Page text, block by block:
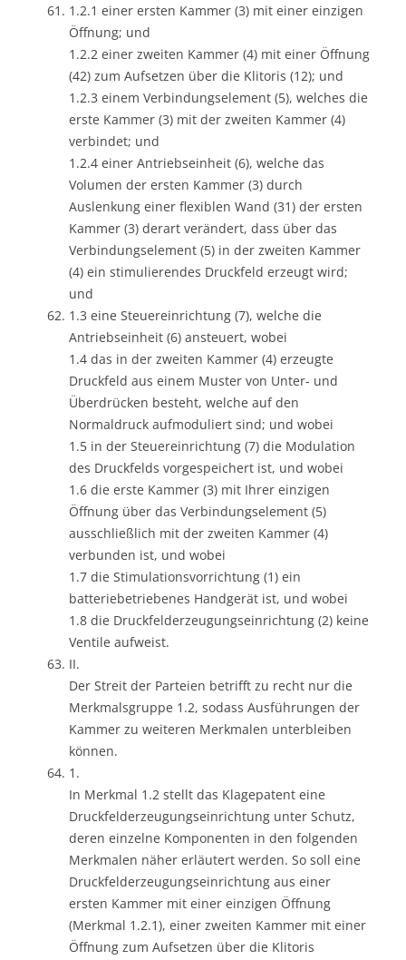
1.2.1 einer ersten Kammer (3) mit einer einzigen
Öffnung; und
1.2.2 einer zweiten Kammer (4) mit einer Öffnung
(42) zum Aufsetzen über die Klitoris (12); und
1.2.3 einem Verbindungselement (5), welches die
erste Kammer (3) mit der zweiten Kammer (4)
verbindet; und
1.2.4 einer Antriebseinheit (6), welche das
Volumen der ersten Kammer (3) durch
Auslenkung einer flexiblen Wand (31) der ersten
Kammer (3) derart verändert, dass über das
Verbindungselement (5) in der zweiten Kammer
(4) ein stimulierendes Druckfeld erzeugt wird;
und
1.3 eine Steuereinrichtung (7), welche die
Antriebseinheit (6) ansteuert, wobei
1.4 das in der zweiten Kammer (4) erzeugte
Druckfeld aus einem Muster von Unter- und
Überdrücken besteht, welche auf den
Normaldruck aufmoduliert sind; und wobei
1.5 in der Steuereinrichtung (7) die Modulation
des Druckfelds vorgespeichert ist, und wobei
1.6 die erste Kammer (3) mit Ihrer einzigen
Öffnung über das Verbindungselement (5)
ausschließlich mit der zweiten Kammer (4)
verbunden ist, und wobei
1.7 die Stimulationsvorrichtung (1) ein
batteriebetriebenes Handgerät ist, und wobei
1.8 die Druckfelderzeugungseinrichtung (2) keine
Ventile aufweist.
II.
Der Streit der Parteien betrifft zu recht nur die
Merkmalsgruppe 1.2, sodass Ausführungen der
Kammer zu weiteren Merkmalen unterbleiben
können.
1.
In Merkmal 1.2 stellt das Klagepatent eine
Druckfelderzeugungseinrichtung unter Schutz,
deren einzelne Komponenten in den folgenden
Merkmalen näher erläutert werden. So soll eine
Druckfelderzeugungseinrichtung aus einer
ersten Kammer mit einer einzigen Öffnung
(Merkmal 1.2.1), einer zweiten Kammer mit einer
Öffnung zum Aufsetzen über die Klitoris